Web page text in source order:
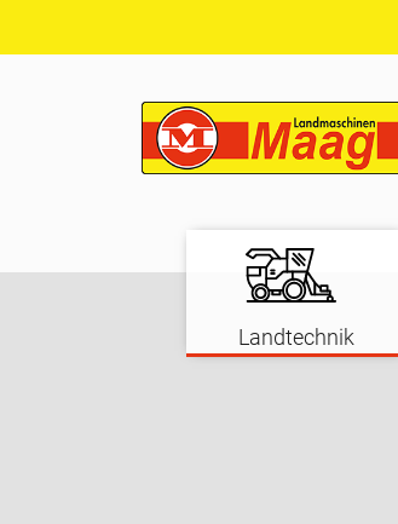
Landtechnik